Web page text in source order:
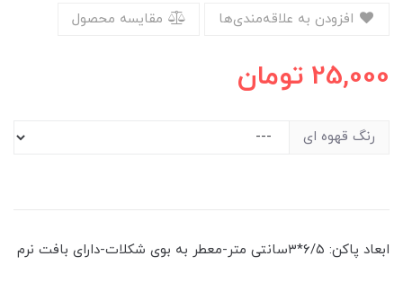
مقایسه محصول
25,000 تومان
رنگ قهوه ای
ابعاد پاکن: ۶/۵*۳سانتی متر-معطر به بوی شکلات-دارای بافت نرم